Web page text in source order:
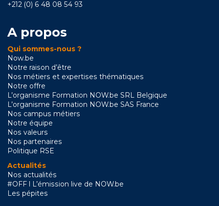
+212 (0) 6 48 08 54 93
A propos
Qui sommes-nous ?
Now.be
Notre raison d’être
Nos métiers et expertises thématiques
Notre offre
L’organisme Formation NOW.be SRL Belgique
L’organisme Formation NOW.be SAS France
Nos campus métiers
Notre équipe
Nos valeurs
Nos partenaires
Politique RSE
Actualités
Nos actualités
#OFF l L’émission live de NOW.be
Les pépites